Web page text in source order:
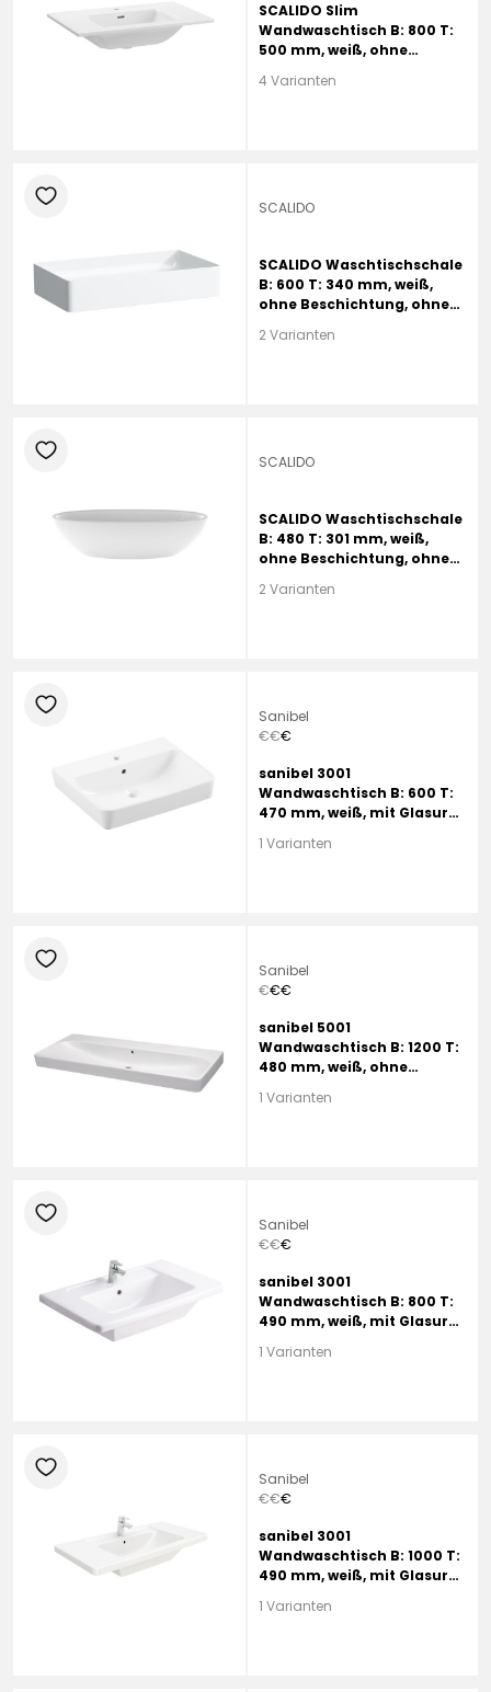
SCALIDO Slim
Wandwaschtisch B: 800 T:
500 mm, weiß, ohne
Hahnloch, mit Überlauf
4 Varianten
heart
SCALIDO
SCALIDO Waschtischschale
B: 600 T: 340 mm, weiß,
ohne Beschichtung, ohne
2 Varianten
heart
SCALIDO
SCALIDO Waschtischschale
B: 480 T: 301 mm, weiß,
ohne Beschichtung, ohne
2 Varianten
heart
Sanibel
€€€
sanibel 3001
Wandwaschtisch B: 600 T:
470 mm, weiß, mit Glasur
mit Überlauf
1 Varianten
heart
Sanibel
€€€
sanibel 5001
Wandwaschtisch B: 1200 T:
480 mm, weiß, ohne
Hahnloch, mit Überlauf
1 Varianten
heart
Sanibel
€€€
sanibel 3001
Wandwaschtisch B: 800 T:
490 mm, weiß, mit Glasur
Hahnloch, mit Überlauf
1 Varianten
heart
Sanibel
€€€
sanibel 3001
Wandwaschtisch B: 1000 T:
490 mm, weiß, mit Glasur
Hahnloch, mit Überlauf
1 Varianten